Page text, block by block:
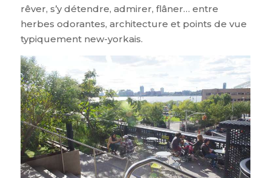
rêver, s’y détendre, admirer, flâner… entre
herbes odorantes, architecture et points de vue
typiquement new-yorkais.